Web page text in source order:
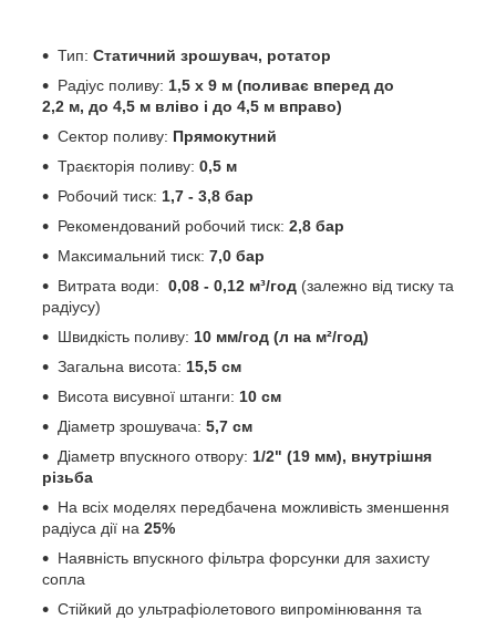
Тип: Статичний зрошувач, ротатор
Радіус поливу: 1,5 х 9 м (поливає вперед до
2,2 м, до 4,5 м вліво і до 4,5 м вправо)
Сектор поливу: Прямокутний
Траєкторія поливу: 0,5 м
Робочий тиск: 1,7 - 3,8 бар
Рекомендований робочий тиск: 2,8 бар
Максимальний тиск: 7,0 бар
Витрата води: 0,08 - 0,12 м³/год (залежно від тиску та
радіусу)
Швидкість поливу: 10 мм/год (л на м²/год)
Загальна висота: 15,5 см
Висота висувної штанги: 10 см
Діаметр зрошувача: 5,7 см
Діаметр впускного отвору: 1/2" (19 мм), внутрішня
різьба
На всіх моделях передбачена можливість зменшення
радіуса дії на 25%
Наявність впускного фільтра форсунки для захисту
сопла
Стійкий до ультрафіолетового випромінювання та